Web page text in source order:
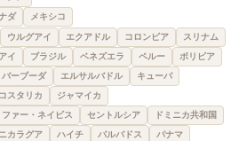
ダ メキシコ
ウルグアイ エクアドル コロンビア
スリナム
イ ブラジル ベネズエラ ペルー ボリビア
ーブーダ エルサルバドル
キューバ
コスタリカ
ジャマイカ
ァー・ネイビス
セントルシア
ドミニカ共和国
ニカラグア ハイチ バルバドス パナマ